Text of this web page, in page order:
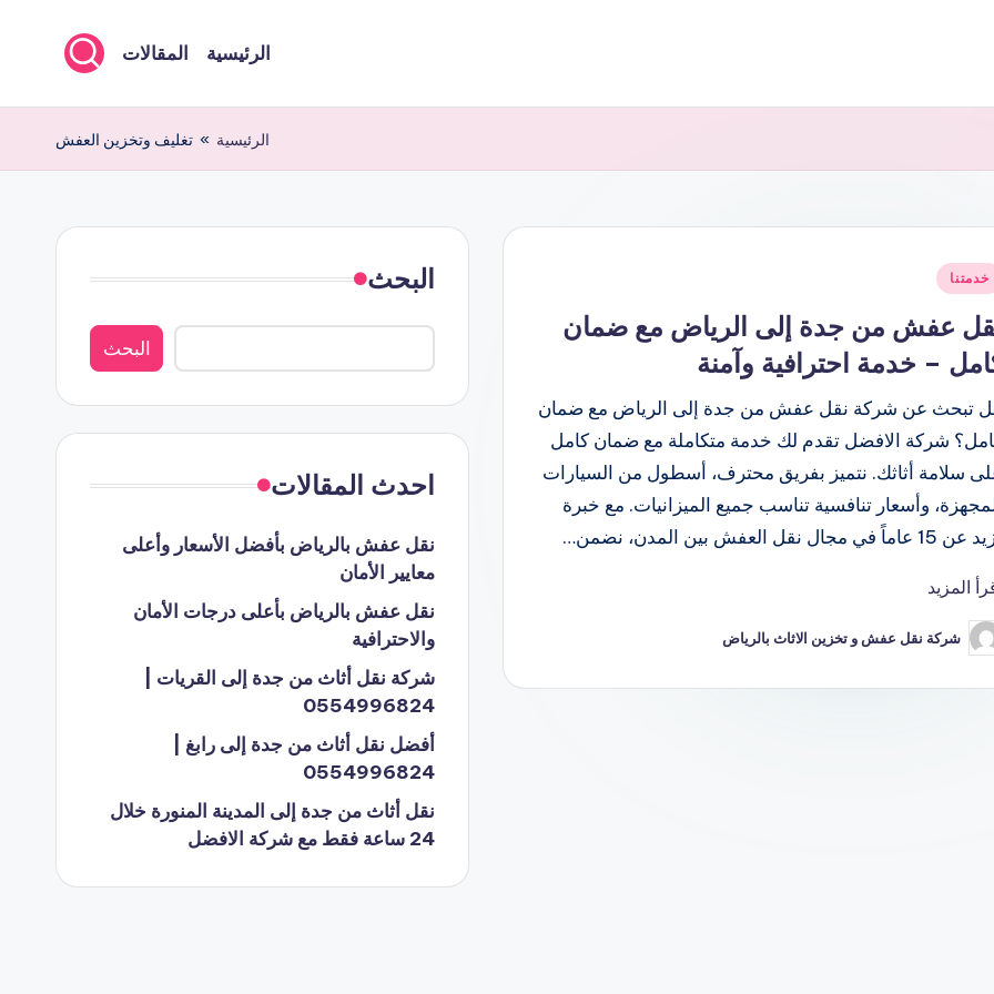
الرئيسية المقالات
الرئيسية » تغليف وتخزين العفش
خدمتنا
عفش من جدة إلى الرياض مع ضمان
– خدمة احترافية وآمنة
تبحث عن شركة نقل عفش من جدة إلى الرياض مع ضمان
شركة الافضل تقدم لك خدمة متكاملة مع ضمان كامل
سلامة أثاثك. نتميز بفريق محترف، أسطول من السيارات
وأسعار تنافسية تناسب جميع الميزانيات. مع خبرة
عاماً في مجال نقل العفش بين المدن، نضمن…
المزيد
شركة نقل عفش و تخزين الاثاث بالرياض
البحث
البحث
احدث المقالات
نقل عفش بالرياض بأفضل الأسعار وأعلى
معايير الأمان
نقل عفش بالرياض بأعلى درجات الأمان
والاحترافية
شركة نقل أثاث من جدة إلى القريات |
0554996824
أفضل نقل أثاث من جدة إلى رابغ |
0554996824
نقل أثاث من جدة إلى المدينة المنورة خلال
24 ساعة فقط مع شركة الافضل